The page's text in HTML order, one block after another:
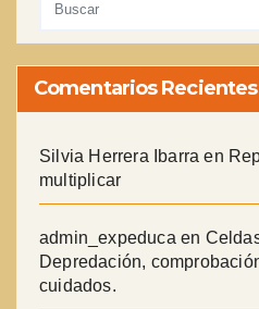
Comentarios Recientes
Silvia Herrera Ibarra en
multiplicar
admin_expeduca en
Depredación,
cuidados.